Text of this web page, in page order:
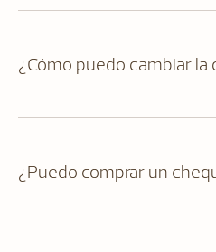
¿Cómo puedo cambiar la
¿Puedo comprar un